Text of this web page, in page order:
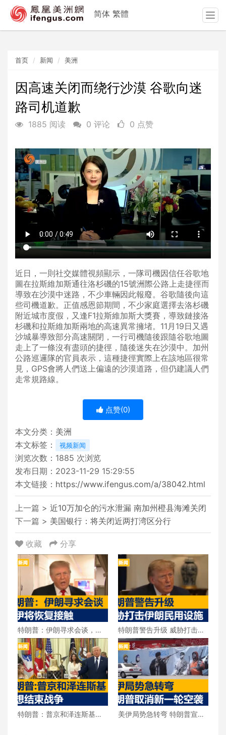
首页 新闻 美洲
因高速关闭而绕行沙漠 谷歌向迷
路司机道歉
1885 阅读 0 评论 0 点赞
近日，一則社交媒體視頻顯示，一隊司機因信任谷歌地
圖在拉斯維加斯通往洛杉磯的15號洲際公路上走捷徑而
導致在沙漠中迷路，不少車輛因此報廢。谷歌隨後向這
些司機道歉。正值感恩節期間，不少家庭選擇去洛杉磯
附近城市度假，又逢F1拉斯維加斯大獎賽，導致鏈接洛
杉磯和拉斯維加斯兩地的高速異常擁堵。11月19日又遇
沙城暴導致部分高速關閉，一行司機隨後跟隨谷歌地圖
走上了一條沒有盡頭的捷徑，隨後迷失在沙漠中。加州
公路巡邏隊的官員表示，這種捷徑實際上在該地區很常
見，GPS會將人們送上偏遠的沙漠道路，但仍建議人們
走常規路線。
点赞(0)
本文分类： 美洲
本文标签：
视频新闻
浏览次数： 1885 次浏览
发布日期：2023-11-29 15:29:55
本文链接： https://www.ifengus.com/a/38042.html
上一篇 > 近10万加仑的污水泄漏 南加州橙县海滩关闭
下一篇 > 美国银行：将关闭近两打湾区分行
收藏 分享
特朗普：伊朗寻求会谈，美
伊将恢复接触
特朗普警告升级 威胁打击伊
朗民用设施
特朗普：普京和泽连斯基都
美伊局势急转弯 特朗普宣布
简体 繁體
T
o
t
i
o